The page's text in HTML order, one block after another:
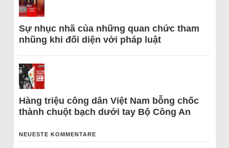
Sự nhục nhã của những quan chức tham
nhũng khi đối diện với pháp luật
Hàng triệu công dân Việt Nam bỗng chốc
thành chuột bạch dưới tay Bộ Công An
NEUESTE KOMMENTARE